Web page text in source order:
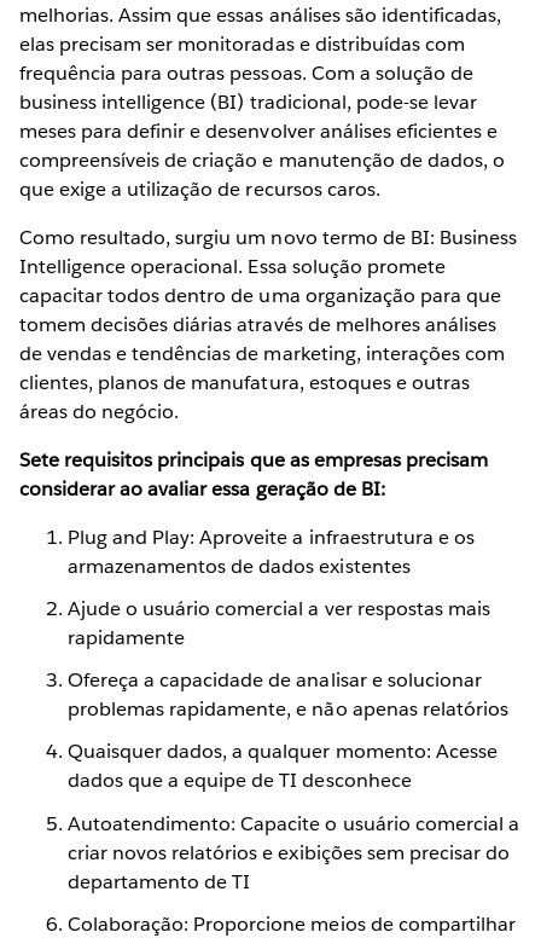
melhorias. Assim que essas análises são identificadas,
elas precisam ser monitoradas e distribuídas com
frequência para outras pessoas. Com a solução de
business intelligence (BI) tradicional, pode-se levar
meses para definir e desenvolver análises eficientes e
compreensíveis de criação e manutenção de dados, o
que exige a utilização de recursos caros.
Como resultado, surgiu um novo termo de BI: Business
Intelligence operacional. Essa solução promete
capacitar todos dentro de uma organização para que
tomem decisões diárias através de melhores análises
de vendas e tendências de marketing, interações com
clientes, planos de manufatura, estoques e outras
áreas do negócio.
Sete requisitos principais que as empresas precisam
considerar ao avaliar essa geração de BI:
Plug and Play: Aproveite a infraestrutura e os
armazenamentos de dados existentes
Ajude o usuário comercial a ver respostas mais
rapidamente
Ofereça a capacidade de analisar e solucionar
problemas rapidamente, e não apenas relatórios
Quaisquer dados, a qualquer momento: Acesse
dados que a equipe de TI desconhece
Autoatendimento: Capacite o usuário comercial a
criar novos relatórios e exibições sem precisar do
departamento de TI
Colaboração: Proporcione meios de compartilhar